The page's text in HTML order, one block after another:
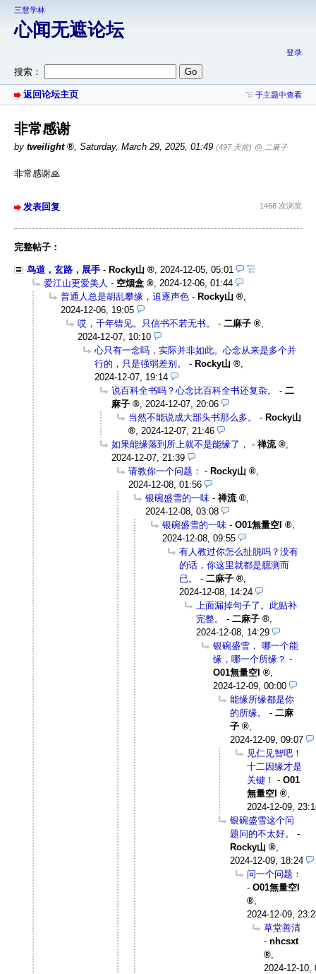
三慧学林
心闻无遮论坛
登录
搜索：
返回论坛主页 于主题中查看
非常感谢
by tweilight , Saturday, March 29, 2025, 01:49 (497 天前) @ 二麻子
非常感谢🙏
发表回复 1468 次浏览
完整帖子：
鸟道，玄路，展手 - Rocky山
2024-12-05, 05:01
爱江山更爱美人 - 空烟盒
2024-12-06, 01:44
普通人总是胡乱攀缘，追逐声色 - Rocky山
2024-12-06, 19:05
哎，千年错见。只信书不若无书。
- 二麻子
2024-12-07, 10:10
心只有一念吗，实际并非如此。心念从来是多个并
行的，只是强弱差别。
- Rocky山
2024-12-07, 19:14
说百科全书吗？心念比百科全书还复杂。
- 二
麻子
2024-12-07, 20:06
当然不能说成大部头书那么多。
- Rocky山
2024-12-07, 21:46
如果能缘落到所上就不是能缘了， - 禅流
2024-12-07, 21:39
请教你一个问题： - Rocky山
2024-12-08, 01:56
银碗盛雪的一味 - 禅流
2024-12-08, 03:08
银碗盛雪的一味 - O01無量空I
2024-12-08, 09:55
有人教过你怎么扯脱吗？没有
的话，你这里就都是臆测而
已。
- 二麻子
2024-12-08, 14:24
上面漏掉句子了。此贴补
完整。
- 二麻子
2024-12-08, 14:29
银碗盛雪， 哪一个能
缘，哪一个所缘？ -
O01無量空I
2024-12-09, 00:00
能缘所缘都是你
的所缘。
- 二麻
子
2024-12-09, 09:07
见仁见智吧！
十二因缘才是
关键！ - O01
無量空I
2024-12-09,
银碗盛雪这个问
题问的不太好。
-
Rocky山
2024-12-09, 18:24
问一个问题：
- O01無量空I
2024-12-09,
草堂善清
- nhcsxt
2024-12-10,